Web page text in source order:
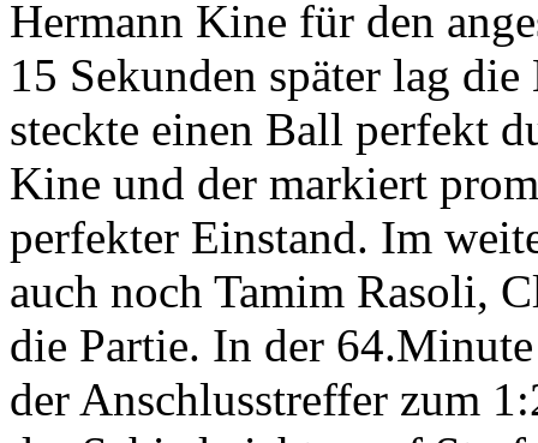
Hermann Kine für den
15 Sekunden später lag
steckte einen Ball perfekt
Kine und der markiert
perfekter Einstand. Im
auch noch Tamim Rasoli,
die Partie. In der
der Anschlusstreffer zum